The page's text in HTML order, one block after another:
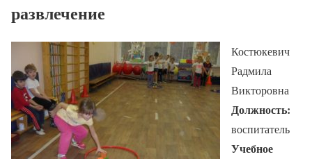
развлечение
Костюкевич
Радмила
Викторовна
Должность:
воспитатель
Учебное